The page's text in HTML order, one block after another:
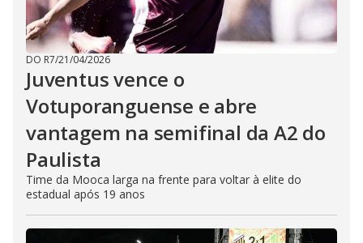
DO R7/21/04/2026
Juventus vence o
Votuporanguense e abre
vantagem na semifinal da A2 do
Paulista
Time da Mooca larga na frente para voltar à elite do
estadual após 19 anos